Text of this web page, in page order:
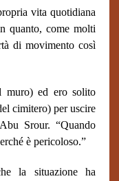
vita quotidiana
quanto, come molti
di movimento così
muro) ed ero solito
cimitero) per uscire
Srour. “Quando
è pericoloso.”
la situazione ha